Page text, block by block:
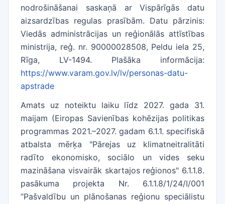
nodrošināšanai saskaņā ar Vispārīgās datu
aizsardzības regulas prasībām. Datu pārzinis:
Viedās administrācijas un reģionālās attīstības
ministrija, reģ. nr. 90000028508, Peldu iela 25,
Rīga, LV-1494. Plašāka informācija:
https://www.varam.gov.lv/lv/personas-datu-
apstrade
Amats uz noteiktu laiku līdz 2027. gada 31.
maijam (Eiropas Savienības kohēzijas politikas
programmas 2021.–2027. gadam 6.1.1. specifiskā
atbalsta mērķa "Pārejas uz klimatneitralitāti
radīto ekonomisko, sociālo un vides seku
mazināšana visvairāk skartajos reģionos" 6.1.1.8.
pasākuma projekta Nr. 6.1.1.8/1/24/I/001
“Pašvaldību un plānošanas reģionu speciālistu